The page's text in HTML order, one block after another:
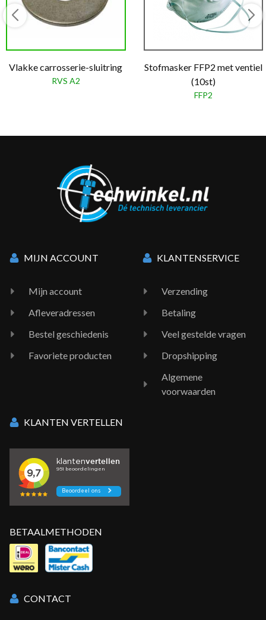
Vlakke carrosserie-sluitring
RVS A2
Stofmasker FFP2 met ventiel
(10st)
FFP2
MIJN ACCOUNT
Mijn account
Afleveradressen
Bestel geschiedenis
Favoriete producten
KLANTENSERVICE
Verzending
Betaling
Veel gestelde vragen
Dropshipping
Algemene
voorwaarden
KLANTEN VERTELLEN
BETAALMETHODEN
CONTACT